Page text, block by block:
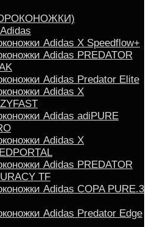
Аdidas X Speedflow+
Adidas PREDATOR
Adidas Predator Elite
Adidas X
Adidas adiPURE
Аdidas X
Adidas PREDATOR
TF
Adidas COPA PURE.3
Аdidas Predator Edge